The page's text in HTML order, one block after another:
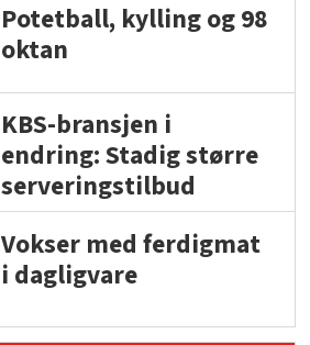
Potetball, kylling og 98
oktan
KBS-bransjen i
endring: Stadig større
serveringstilbud
Vokser med ferdigmat
i dagligvare